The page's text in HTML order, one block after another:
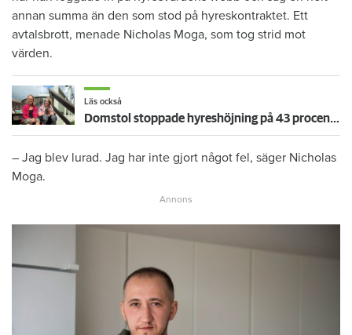
annan summa än den som stod på hyreskontraktet. Ett
avtalsbrott, menade Nicholas Moga, som tog strid mot
värden.
Läs också
Domstol stoppade hyreshöjning på 43 procent i Erikas LSS-lägenhet – mamma Lena: ”Äntligen!”
– Jag blev lurad. Jag har inte gjort något fel, säger Nicholas
Moga.